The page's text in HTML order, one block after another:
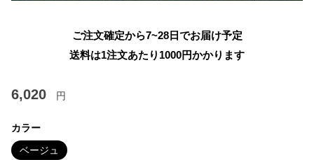
ご注文確定から7~28日でお届け予定
送料は1注文あたり 1000円かかります
6,020 円
カラー
ベージュ